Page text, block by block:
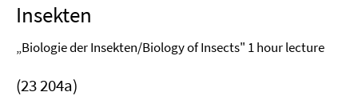
Insekten
„Biologie der Insekten/Biology of Insects" 1 hour lecture
(23 204a)